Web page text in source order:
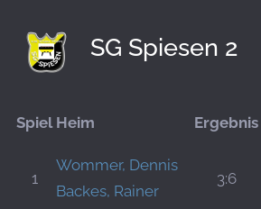
SG Spiesen 2
Spiel Heim Ergebnis
1
Wommer, Dennis
Backes, Rainer
3:6